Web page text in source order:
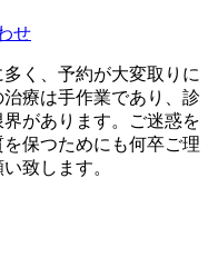
く、予約が大変取りに
療は手作業であり、診
があります。ご迷惑を
保つためにも何卒ご理
致します。